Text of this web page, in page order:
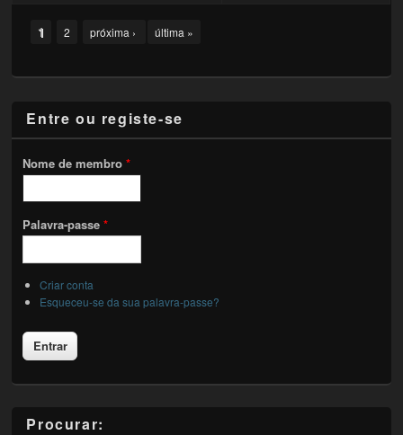
Pages
1 2 próxima › última »
Entre ou registe-se
Nome de membro*
Palavra-passe*
Criar conta
Esqueceu-se da sua palavra-passe?
Procurar: